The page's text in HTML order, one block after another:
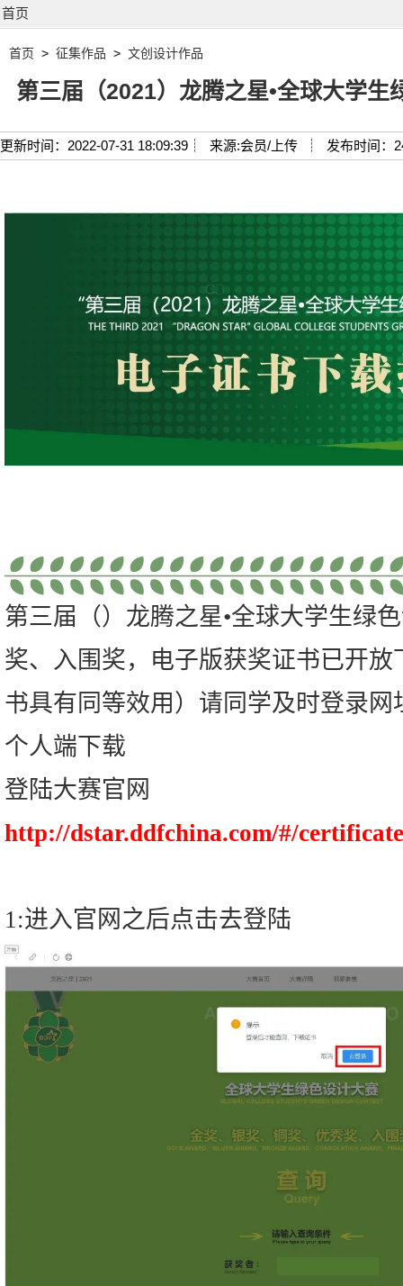
首页
首页 > 征集作品 > 文创设计作品
第三届（2021）龙腾之星•全球大学
更新时间：2022-07-31 18:09:39┊ 来源:会员/上传 ┊ 发布时间：
第三届（）龙腾之星•全球大学生绿
奖、入围奖，电子版获奖证书已开
书具有同等效用）请同学及时登录网
个人端下载
登陆大赛官网
http://dstar.ddfchina.com/#/
1:进入官网之后点击去登陆